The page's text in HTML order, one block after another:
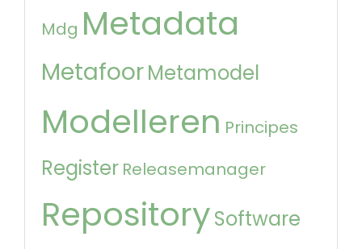
Mdg Metadata
MetafoorMetamodel
Modelleren Principes
Register Releasemanager
RepositorySoftware